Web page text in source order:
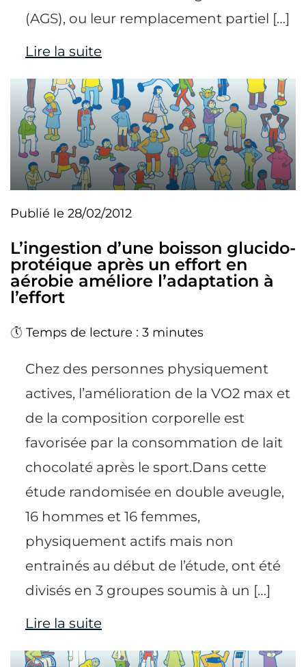
(AGS), ou leur remplacement partiel […]
Lire la suite
Publié le 28/02/2012
L’ingestion d’une boisson glucido-
protéique après un effort en
aérobie améliore l’adaptation à
l’effort
Temps de lecture : 3 minutes
Chez des personnes physiquement
actives, l’amélioration de la VO2 max et
de la composition corporelle est
favorisée par la consommation de lait
chocolaté après le sport.Dans cette
étude randomisée en double aveugle,
16 hommes et 16 femmes,
physiquement actifs mais non
entrainés au début de l’étude, ont été
divisés en 3 groupes soumis à un […]
Lire la suite